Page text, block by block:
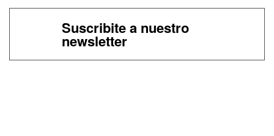
Suscribite a nuestro
newsletter